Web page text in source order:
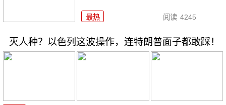
最热 阅读 4245
灭人种？以色列这波操作，连特朗普面子都敢踩！